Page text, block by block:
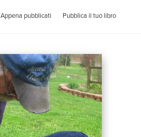
Appena pubblicati Pubblica il tuo libro